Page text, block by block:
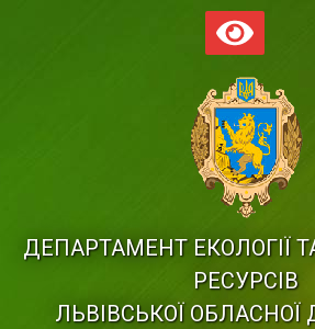
ДЕПАРТАМЕНТ ЕКОЛОГІЇ
РЕСУРСІВ
ЛЬВІВСЬКОЇ ОБЛАСНОЇ